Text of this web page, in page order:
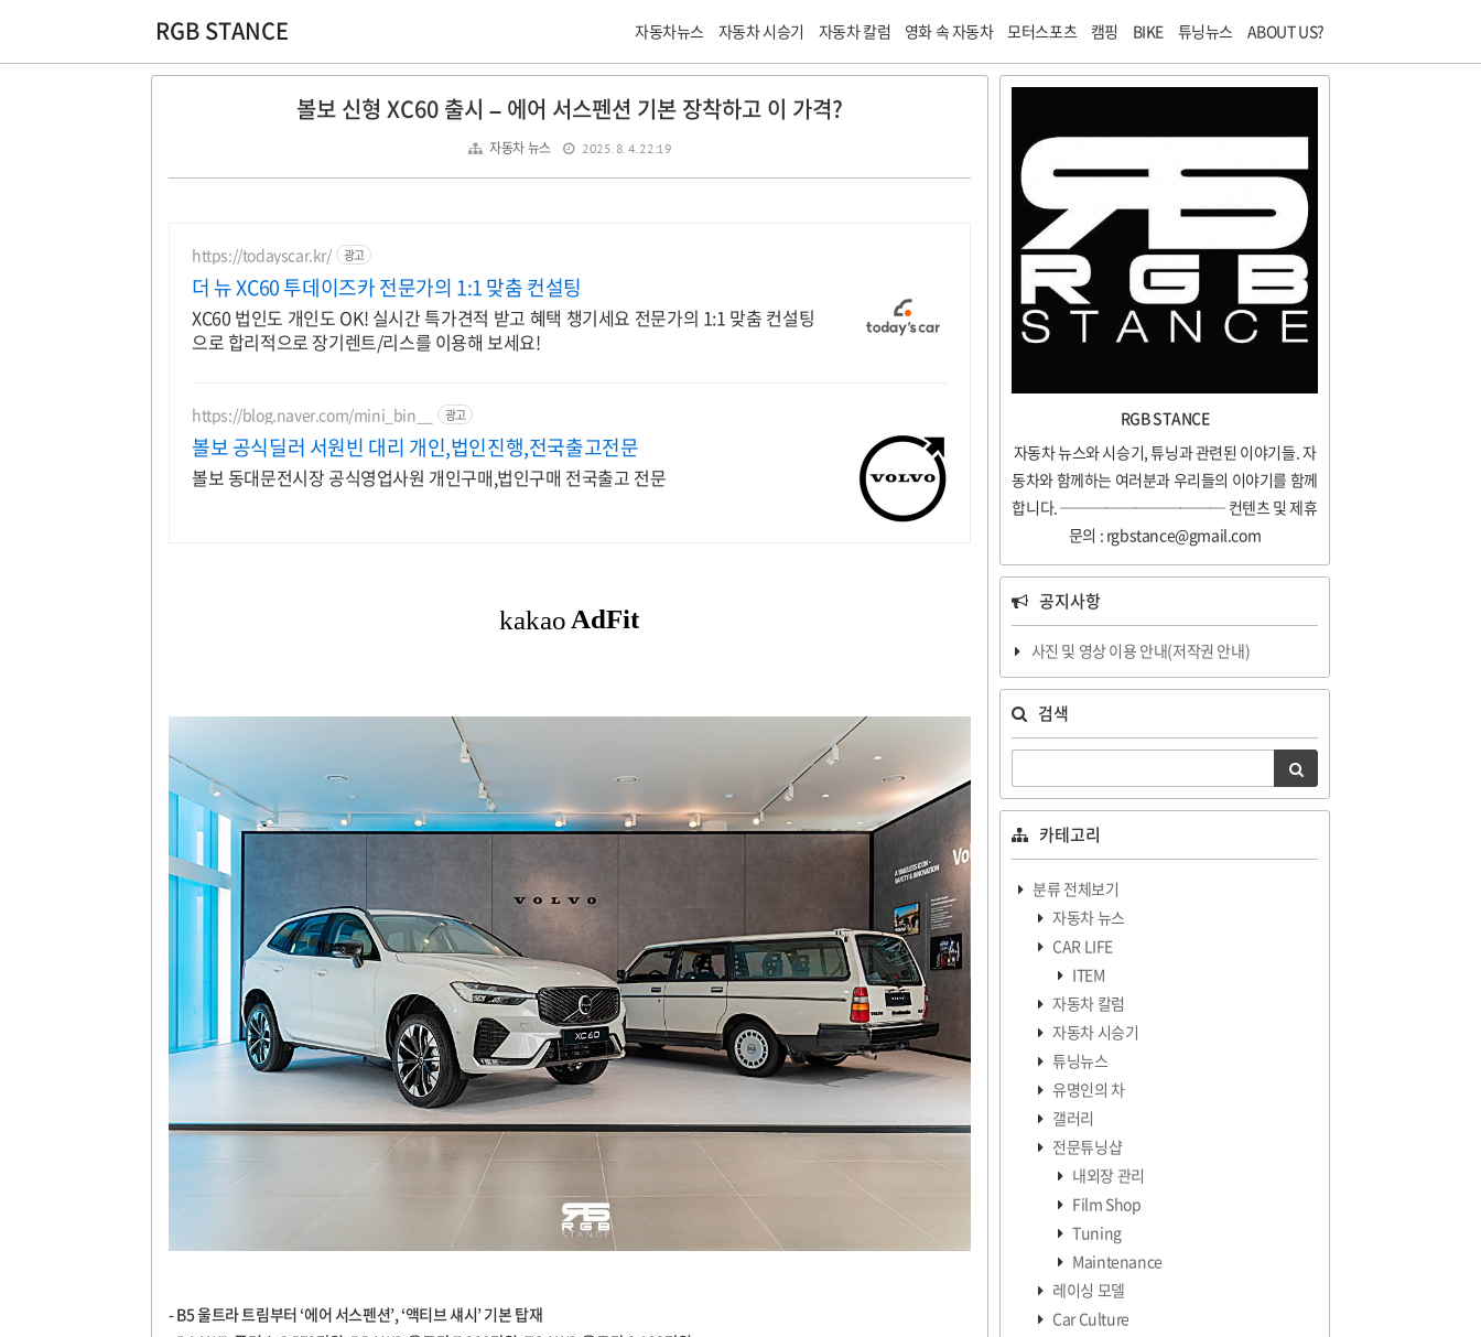
RGB STANCE 자동차뉴스 자동차 시승기 자동차 칼럼 영화 속 자동차 모터스포츠 캠핑 BIKE 튜닝뉴스 ABOUT US?
볼보 신형 XC60 출시 – 에어 서스펜션 기본 장착하고 이 가격?
자동차 뉴스 2025. 8. 4. 22:19
https://todayscar.kr/ 광고
더 뉴 XC60 투데이즈카 전문가의 1:1 맞춤 컨설팅
XC60 법인도 개인도 OK! 실시간 특가견적 받고 혜택 챙기세요 전문가의 1:1 맞춤 컨설팅
으로 합리적으로 장기렌트/리스를 이용해 보세요!
https://blog.naver.com/mini_bin__ 광고
볼보 공식딜러 서원빈 대리 개인,법인진행,전국출고전문
볼보 동대문전시장 공식영업사원 개인구매,법인구매 전국출고 전문
- B5 울트라 트림부터 ‘에어 서스펜션’, ‘액티브 섀시’ 기본 탑재
RGB STANCE
자동차 뉴스와 시승기, 튜닝과 관련된 이야기들. 자
동차와 함께하는 여러분과 우리들의 이야기를 함께
합니다. ─────────── 컨텐츠 및 제휴
문의 : rgbstance@gmail.com
공지사항
사진 및 영상 이용 안내(저작권 안내)
검색
카테고리
분류 전체보기
자동차 뉴스
CAR LIFE
ITEM
자동차 칼럼
자동차 시승기
튜닝뉴스
유명인의 차
갤러리
전문튜닝샵
내외장 관리
Film Shop
Tuning
Maintenance
레이싱 모델
Car Culture